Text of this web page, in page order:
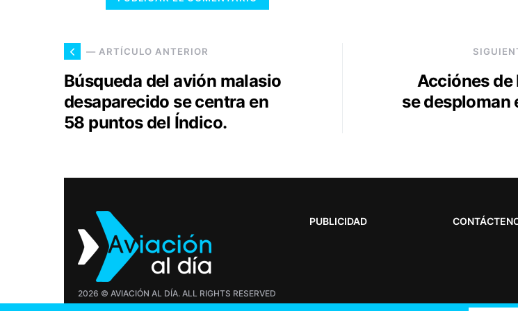
— ARTÍCULO ANTERIOR
Búsqueda del avión malasio
desaparecido se centra en
58 puntos del Índico.
Acciónes
se desploman
2026 © AVIACIÓN AL DÍA. ALL RIGHTS RESERVED
PUBLICIDAD